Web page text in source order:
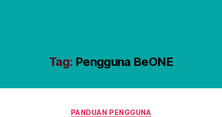
Tag: Pengguna BeONE
Categories
PANDUAN PENGGUNA